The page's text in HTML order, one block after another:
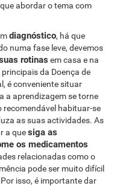
abordar o tema com
diagnóstico, há que
numa fase leve, devemos
rotinas em casa e na
da Doença de
é conveniente situar
a aprendizagem se torne
recomendável habituar-se
as suas actividades. As
a quesiga as
os medicamentos
relacionadas como o
pode ser muito difícil
isso, é importante dar